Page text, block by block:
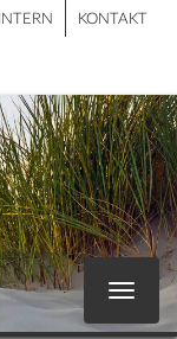
INTERN KONTAKT
Toggle